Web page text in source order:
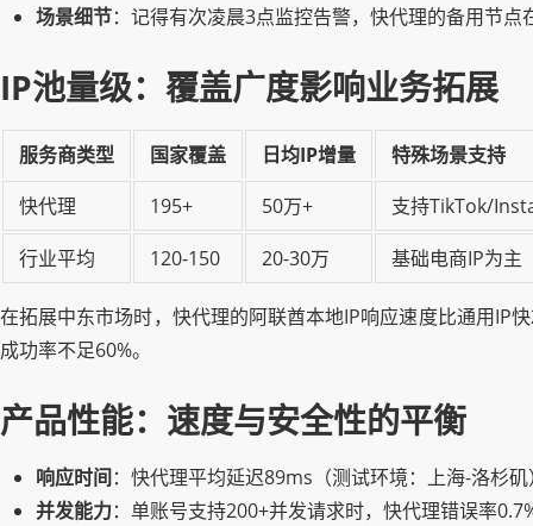
场景细节：记得有次凌晨3点监控告警，快代理的备用节
IP池量级：覆盖广度影响业务拓展
服务商类型 国家覆盖 日均IP增量
特殊场景支持
快代理
195+ 50万+
支持TikTok/
行业平均
120-150 20-30万 基础电商IP为主
在拓展中东市场时，快代理的阿联酋本地IP响应速度比通用IP
成功率不足60%。
产品性能：速度与安全性的平衡
响应时间：快代理平均延迟89ms（测试环境：上海-洛杉
并发能力：单账号支持200+并发请求时，快代理错误率